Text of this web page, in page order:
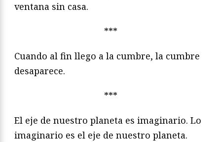
ventana sin casa.
***
Cuando al fin llego a la cumbre, la cumbre
desaparece.
***
El eje de nuestro planeta es imaginario. Lo
imaginario es el eje de nuestro planeta.